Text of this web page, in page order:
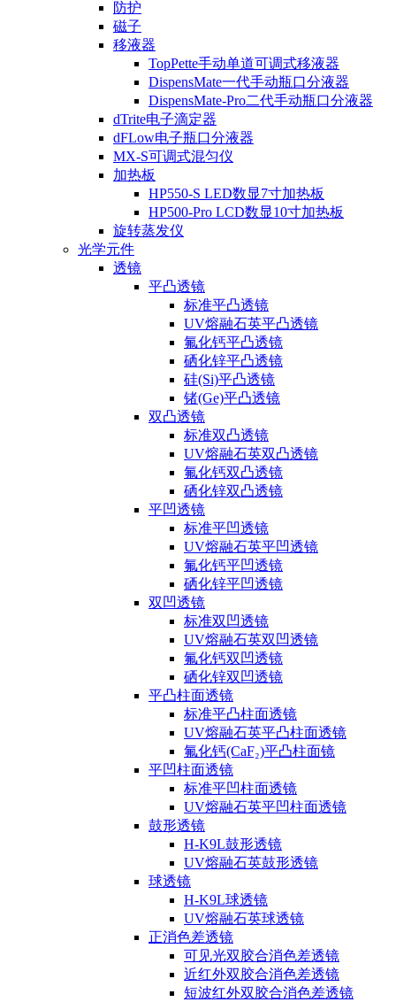
防护
磁子
移液器
TopPette手动单道可调式移液器
DispensMate一代手动瓶口分液器
DispensMate-Pro二代手动瓶口分液器
dTrite电子滴定器
dFLow电子瓶口分液器
MX-S可调式混匀仪
加热板
HP550-S LED数显7寸加热板
HP500-Pro LCD数显10寸加热板
旋转蒸发仪
光学元件
透镜
平凸透镜
标准平凸透镜
UV熔融石英平凸透镜
氟化钙平凸透镜
硒化锌平凸透镜
硅(Si)平凸透镜
锗(Ge)平凸透镜
双凸透镜
标准双凸透镜
UV熔融石英双凸透镜
氟化钙双凸透镜
硒化锌双凸透镜
平凹透镜
标准平凹透镜
UV熔融石英平凹透镜
氟化钙平凹透镜
硒化锌平凹透镜
双凹透镜
标准双凹透镜
UV熔融石英双凹透镜
氟化钙双凹透镜
硒化锌双凹透镜
平凸柱面透镜
标准平凸柱面透镜
UV熔融石英平凸柱面透镜
氟化钙(CaF₂)平凸柱面镜
平凹柱面透镜
标准平凹柱面透镜
UV熔融石英平凹柱面透镜
鼓形透镜
H-K9L鼓形透镜
UV熔融石英鼓形透镜
球透镜
H-K9L球透镜
UV熔融石英球透镜
正消色差透镜
可见光双胶合消色差透镜
近红外双胶合消色差透镜
短波红外双胶合消色差透镜